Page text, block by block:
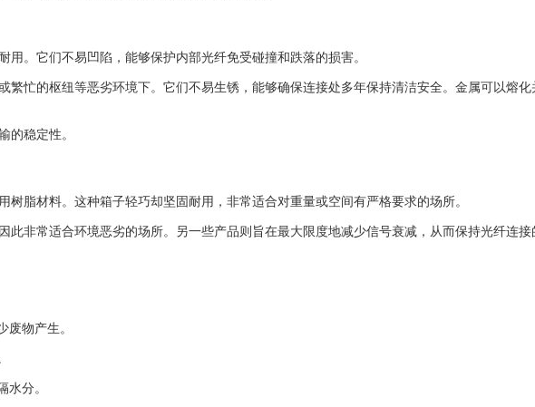
。它们不易凹陷，能够保护内部光纤免受碰撞和跌落的损害。
繁忙的枢纽等恶劣环境下。它们不易生锈，能够确保连接处多年保持清洁安全。金属可以熔
的稳定性。
脂材料。这种箱子轻巧却坚固耐用，非常适合对重量或空间有严格要求的场所。
非常适合环境恶劣的场所。另一些产品则旨在最大限度地减少信号衰减，从而保持光纤连接
物产生。
分。